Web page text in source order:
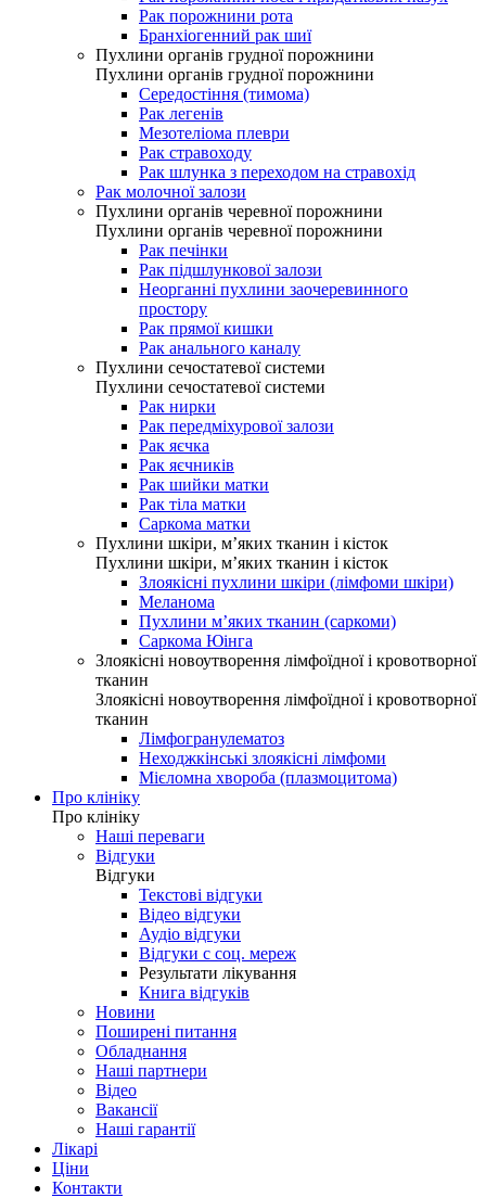
Рак порожнини рота
Бранхіогенний рак шиї
Пухлини органів грудної порожнини
Пухлини органів грудної порожнини
Середостіння (тимома)
Рак легенів
Мезотеліома плеври
Рак стравоходу
Рак шлунка з переходом на стравохід
Рак молочної залози
Пухлини органів черевної порожнини
Пухлини органів черевної порожнини
Рак печінки
Рак підшлункової залози
Неорганні пухлини заочеревинного
простору
Рак прямої кишки
Рак анального каналу
Пухлини сечостатевої системи
Пухлини сечостатевої системи
Рак нирки
Рак передміхурової залози
Рак яєчка
Рак яєчників
Рак шийки матки
Рак тіла матки
Саркома матки
Пухлини шкіри, м’яких тканин і кісток
Пухлини шкіри, м’яких тканин і кісток
Злоякісні пухлини шкіри (лімфоми шкіри)
Меланома
Пухлини м’яких тканин (саркоми)
Саркома Юінга
Злоякісні новоутворення лімфоїдної і кровотворної
тканин
Злоякісні новоутворення лімфоїдної і кровотворної
тканин
Лімфогранулематоз
Неходжкінські злоякісні лімфоми
Мієломна хвороба (плазмоцитома)
Про клініку
Про клініку
Наші переваги
Відгуки
Відгуки
Текстові відгуки
Відео відгуки
Аудіо відгуки
Відгуки с соц. мереж
Результати лікування
Книга відгуків
Новини
Поширені питання
Обладнання
Наші партнери
Відео
Вакансії
Наші гарантії
Лікарі
Ціни
Контакти